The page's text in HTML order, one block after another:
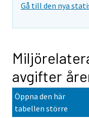
Gå till den nya
avgifter
Öppna den här
tabellen större